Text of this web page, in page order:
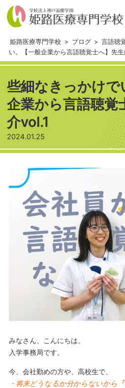
姫路医療専門学校 > ブログ > 言語聴
い。【一般企業から言語聴覚士へ】先
些細なきっかけで
企業から言語聴覚
介vol.1
2024.01.25
みなさん、こんにちは。
入学事務局です。
今、会社勤めの方や、高校生で、
・将来どうなるか分からないから